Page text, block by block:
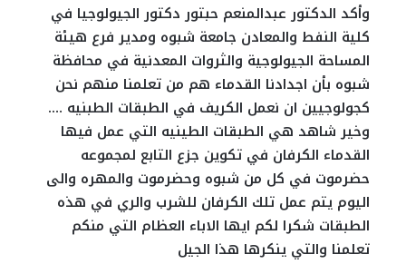
وأكد الدكتور عبدالمنعم حبتور دكتور الجيولوجيا في
كلية النفط والمعادن جامعة شبوه ومدير فرع هيئة
المساحة الجيولوجية والثروات المعدنية في محافظة
شبوه بأن اجدادنا القدماء هم من تعلمنا منهم نحن
كجولوجيين ان نعمل الكريف في الطبقات الطبنيه ….
وخير شاهد هي الطبقات الطينيه التي عمل فيها
القدماء الكرفان في تكوين جزع التابع لمجموعه
حضرموت في كل من شبوه وحضرموت والمهره والى
اليوم يتم عمل تلك الكرفان للشرب والري في هذه
الطبقات شكرا لكم ايها الاباء العظام التي منكم
تعلمنا والتي ينكرها هذا الجيل